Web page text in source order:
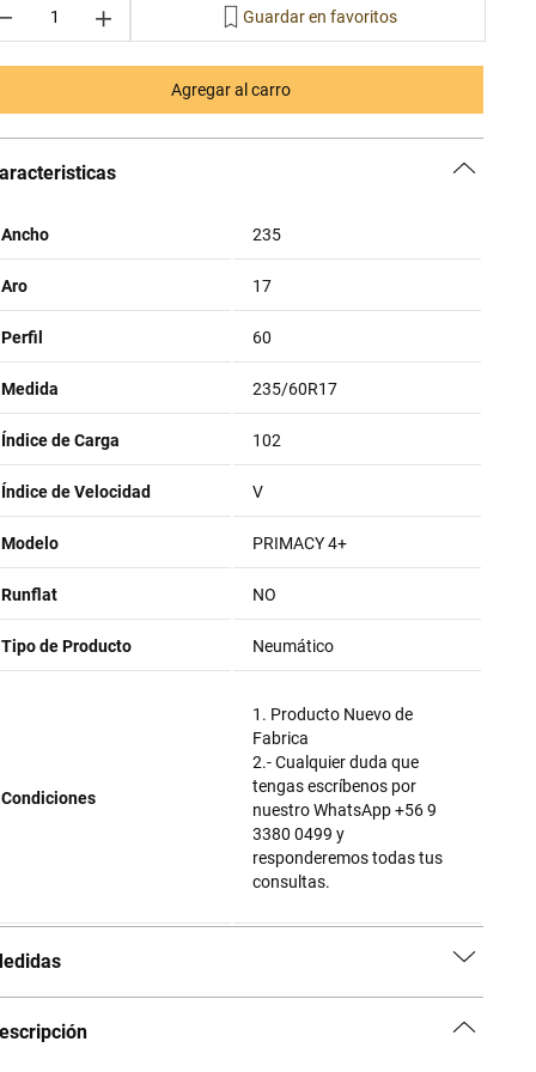
＋
Agregar al carro
Ancho 235
Aro 17
Perfil 60
Medida 235/60R17
Índice de Carga 102
Índice de Velocidad V
Modelo PRIMACY 4+
Runflat NO
Tipo de Producto Neumático
Condiciones
1. Producto Nuevo de
Fabrica
2.- Cualquier duda que
tengas escríbenos por
nuestro WhatsApp +56 9
3380 0499 y
responderemos todas tus
consultas.